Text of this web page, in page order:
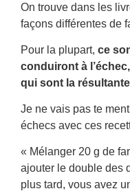
On trouve dans les
façons différentes de
Pour la plupart, ce
conduiront à
qui sont la
Je ne vais pas te
échecs avec ces
« Mélanger 20 g de
ajouter le double des
plus tard, vous avez